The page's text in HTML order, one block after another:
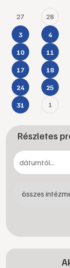
27 28
3 4
10 11
17 18
24 25
31 1
Részletes